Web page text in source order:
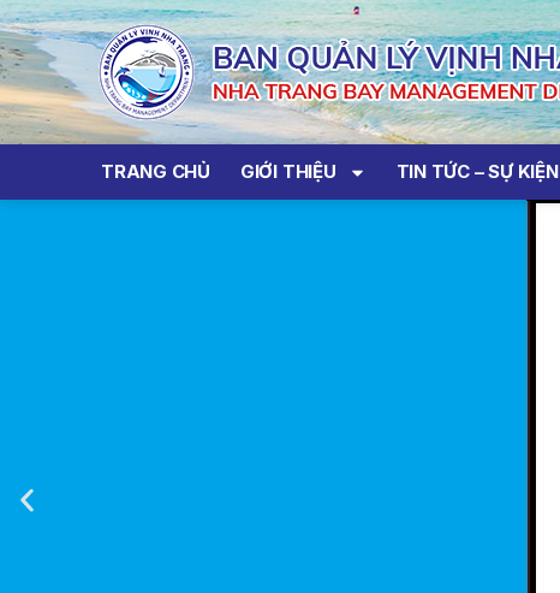
TRANG CHỦ GIỚI THIỆU TIN TỨC – SỰ KIỆN